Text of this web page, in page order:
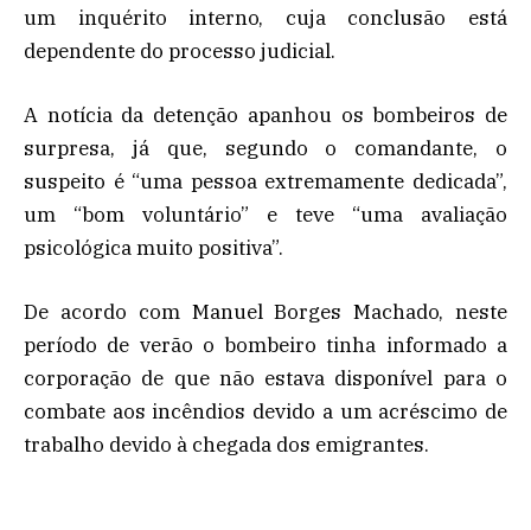
um inquérito interno, cuja conclusão está
dependente do processo judicial.
A notícia da detenção apanhou os bombeiros de
surpresa, já que, segundo o comandante, o
suspeito é “uma pessoa extremamente dedicada”,
um “bom voluntário” e teve “uma avaliação
psicológica muito positiva”.
De acordo com Manuel Borges Machado, neste
período de verão o bombeiro tinha informado a
corporação de que não estava disponível para o
combate aos incêndios devido a um acréscimo de
trabalho devido à chegada dos emigrantes.